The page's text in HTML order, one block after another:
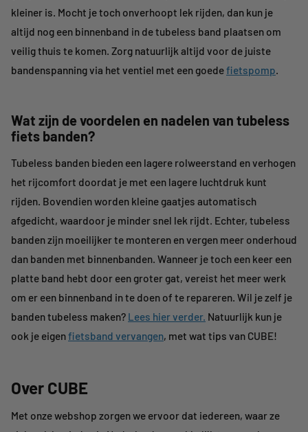
kleiner is. Mocht je toch onverhoopt lek rijden, dan kun je
altijd nog een binnenband in de tubeless band plaatsen om
veilig thuis te komen. Zorg natuurlijk altijd voor de juiste
bandenspanning via het ventiel met een goedefietspomp.
Wat zijn de voordelen en nadelen van tubeless
fiets banden?
Tubeless banden bieden een lagere rolweerstand en verhogen
het rijcomfort doordat je met een lagere luchtdruk kunt
rijden. Bovendien worden kleine gaatjes automatisch
afgedicht, waardoor je minder snel lek rijdt. Echter, tubeless
banden zijn moeilijker te monteren en vergen meer onderhoud
dan banden met binnenbanden. Wanneer je toch een keer een
platte band hebt door een groter gat, vereist het meer werk
om er een binnenband in te doen of te repareren. Wil je zelf je
banden tubeless maken? Lees hier verder. Natuurlijk kun je
ook je eigenfietsband vervangen, met wat tips van CUBE!
Over CUBE
Met onze webshop zorgen we ervoor dat iedereen, waar ze